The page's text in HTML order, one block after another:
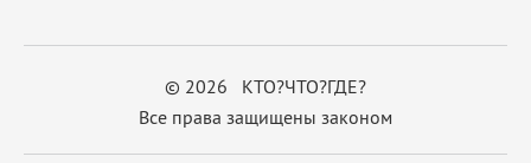
© 2026 КТО?ЧТО?ГДЕ?
Все права защищены законом